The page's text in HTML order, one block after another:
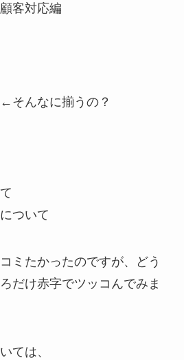
客対応編
←そんなに揃うの？
ついて
ミたかったのですが、どう
だけ赤字でツッコんでみま
ては、